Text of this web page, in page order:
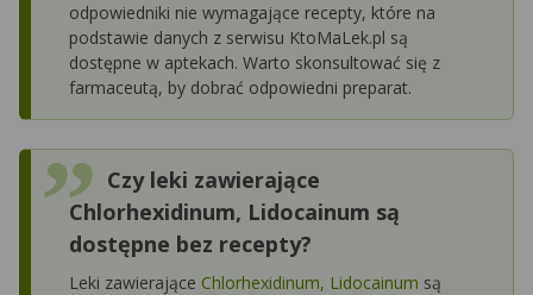
odpowiedniki nie wymagające recepty, które na
podstawie danych z serwisu KtoMaLek.pl są
dostępne w aptekach. Warto skonsultować się z
farmaceutą, by dobrać odpowiedni preparat.
Czy leki zawierające
Chlorhexidinum, Lidocainum są
dostępne bez recepty?
Leki zawierające Chlorhexidinum, Lidocainum są